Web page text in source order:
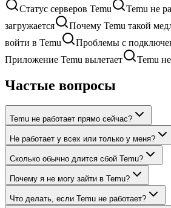
Статус серверов Temu Temu не
загружается
Почему Temu такой
войти в Temu
Проблемы с
Приложение Temu вылетает
Temu
Частые вопросы
Temu не работает прямо сейчас?
Не работает у всех или только у меня?
Сколько обычно длится сбой Temu?
Почему я не могу зайти в Temu?
Что делать, если Temu не работает?